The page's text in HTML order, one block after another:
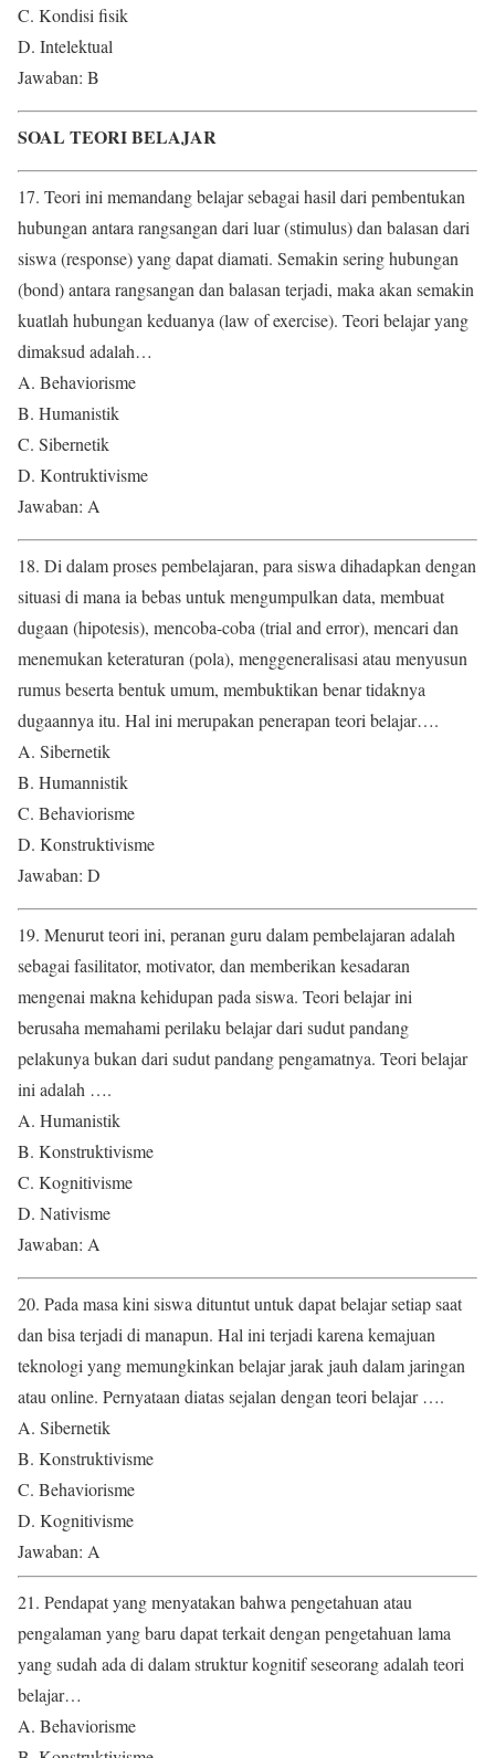
C. Kondisi fisik
D. Intelektual
Jawaban: B
SOAL TEORI BELAJAR
17. Teori ini memandang belajar sebagai hasil dari pembentukan
hubungan antara rangsangan dari luar (stimulus) dan balasan dari
siswa (response) yang dapat diamati. Semakin sering hubungan
(bond) antara rangsangan dan balasan terjadi, maka akan semakin
kuatlah hubungan keduanya (law of exercise). Teori belajar yang
dimaksud adalah…
A. Behaviorisme
B. Humanistik
C. Sibernetik
D. Kontruktivisme
Jawaban: A
18. Di dalam proses pembelajaran, para siswa dihadapkan dengan
situasi di mana ia bebas untuk mengumpulkan data, membuat
dugaan (hipotesis), mencoba-coba (trial and error), mencari dan
menemukan keteraturan (pola), menggeneralisasi atau menyusun
rumus beserta bentuk umum, membuktikan benar tidaknya
dugaannya itu. Hal ini merupakan penerapan teori belajar….
A. Sibernetik
B. Humannistik
C. Behaviorisme
D. Konstruktivisme
Jawaban: D
19. Menurut teori ini, peranan guru dalam pembelajaran adalah
sebagai fasilitator, motivator, dan memberikan kesadaran
mengenai makna kehidupan pada siswa. Teori belajar ini
berusaha memahami perilaku belajar dari sudut pandang
pelakunya bukan dari sudut pandang pengamatnya. Teori belajar
ini adalah ….
A. Humanistik
B. Konstruktivisme
C. Kognitivisme
D. Nativisme
Jawaban: A
20. Pada masa kini siswa dituntut untuk dapat belajar setiap saat
dan bisa terjadi di manapun. Hal ini terjadi karena kemajuan
teknologi yang memungkinkan belajar jarak jauh dalam jaringan
atau online. Pernyataan diatas sejalan dengan teori belajar ….
A. Sibernetik
B. Konstruktivisme
C. Behaviorisme
D. Kognitivisme
Jawaban: A
21. Pendapat yang menyatakan bahwa pengetahuan atau
pengalaman yang baru dapat terkait dengan pengetahuan lama
yang sudah ada di dalam struktur kognitif seseorang adalah teori
belajar…
A. Behaviorisme